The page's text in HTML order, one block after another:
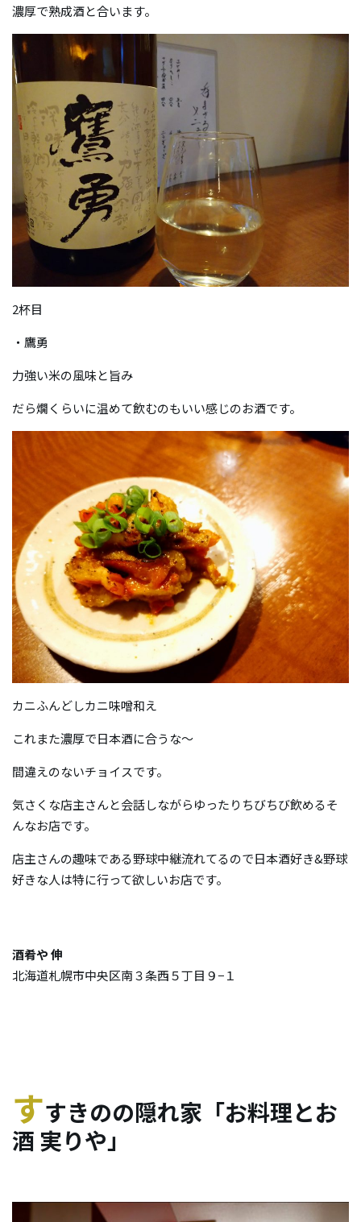
濃厚で熟成酒と合います。
2杯目
・鷹勇
力強い米の風味と旨み
だら燗くらいに温めて飲むのもいい感じのお酒です。
カニふんどしカニ味噌和え
これまた濃厚で日本酒に合うな～
間違えのないチョイスです。
気さくな店主さんと会話しながらゆったりちびちび飲めるそ
んなお店です。
店主さんの趣味である野球中継流れてるので日本酒好き&野球
好きな人は特に行って欲しいお店です。
酒肴や 伸
北海道札幌市中央区南３条西５丁目９−１
すすきのの隠れ家「お料理とお
酒 実りや」